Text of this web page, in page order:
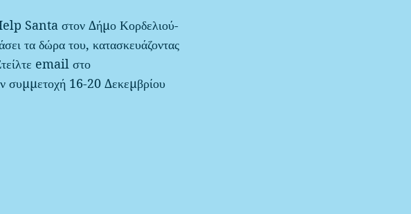
Help Santa στον Δήμο Κορδελιού-
τα δώρα του, κατασκευάζοντας
email στο
συμμετοχή 16-20 Δεκεμβρίου